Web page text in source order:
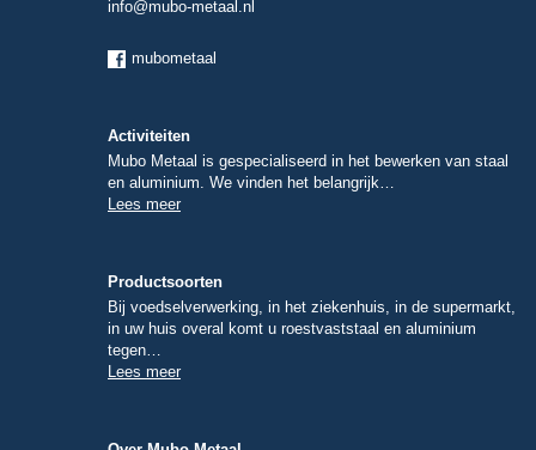
info@mubo-metaal.nl
mubometaal
Activiteiten
Mubo Metaal is gespecialiseerd in het bewerken van staal
en aluminium. We vinden het belangrijk…
Lees meer
Productsoorten
Bij voedselverwerking, in het ziekenhuis, in de supermarkt,
in uw huis overal komt u roestvaststaal en aluminium
tegen…
Lees meer